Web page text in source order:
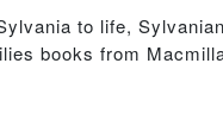
to life,
books from